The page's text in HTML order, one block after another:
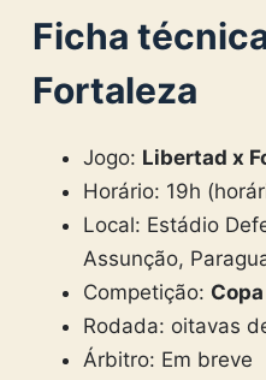
Ficha
Fortaleza
Jogo: Libertad x
Horário: 19h
Local: Estádio
Assunção,
Competição:
Rodada: oitavas
Árbitro: Em breve